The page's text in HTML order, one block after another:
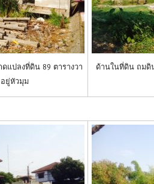
แปลงที่ดิน 89 ตารางวา
ยู่หัวมุม
ด้านในที่ดิน ถมดิ